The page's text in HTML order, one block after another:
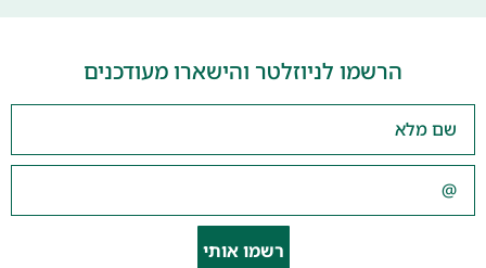
הרשמו לניוזלטר והישארו מעודכנים
רשמו אותי